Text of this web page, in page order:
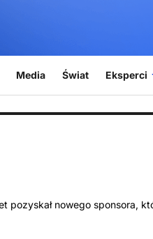
Media Świat Eksperci
pozyskał nowego sponsora,